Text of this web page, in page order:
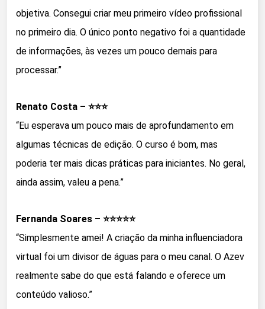
objetiva. Consegui criar meu primeiro vídeo profissional
no primeiro dia. O único ponto negativo foi a quantidade
de informações, às vezes um pouco demais para
processar.”
Renato Costa – ⭐⭐⭐
“Eu esperava um pouco mais de aprofundamento em
algumas técnicas de edição. O curso é bom, mas
poderia ter mais dicas práticas para iniciantes. No geral,
ainda assim, valeu a pena.”
Fernanda Soares – ⭐⭐⭐⭐⭐
“Simplesmente amei! A criação da minha influenciadora
virtual foi um divisor de águas para o meu canal. O Azev
realmente sabe do que está falando e oferece um
conteúdo valioso.”